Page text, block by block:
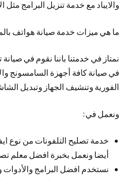
والايباد مع خدمة تنزيل البرامج
ما هي ميزات خدمة صيانة هواتف
نمتاز في خدمتنا باننا نقوم في
في صيانة كافة أجهزة السامسونج
الفورية وتنشيف الجهاز وتبديل
ونعمل في:
خدمة تصليح التلفونات من نوع
أيضا ونعمل بخبرة افضل معلم
نستخدم افضل البرامج